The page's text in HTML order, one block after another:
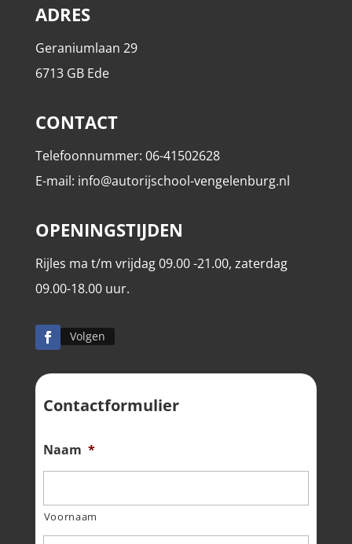
ADRES
Geraniumlaan 29
6713 GB Ede
CONTACT
Telefoonnummer: 06-41502628
E-mail: info@autorijschool-vengelenburg.nl
OPENINGSTIJDEN
Rijles ma t/m vrijdag 09.00 -21.00, zaterdag
09.00-18.00 uur.
Volgen
Contactformulier
Naam *
Voornaam